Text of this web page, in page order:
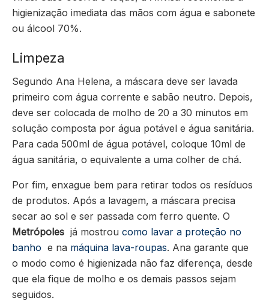
higienização imediata das mãos com água e sabonete
ou álcool 70%.
Limpeza
Segundo Ana Helena, a máscara deve ser lavada
primeiro com água corrente e sabão neutro. Depois,
deve ser colocada de molho de 20 a 30 minutos em
solução composta por água potável e água sanitária.
Para cada 500ml de água potável, coloque 10ml de
água sanitária, o equivalente a uma colher de chá.
Por fim, enxague bem para retirar todos os resíduos
de produtos. Após a lavagem, a máscara precisa
secar ao sol e ser passada com ferro quente. O
Metrópoles já mostrou como lavar a proteção no
banho e na máquina lava-roupas. Ana garante que
o modo como é higienizada não faz diferença, desde
que ela fique de molho e os demais passos sejam
seguidos.